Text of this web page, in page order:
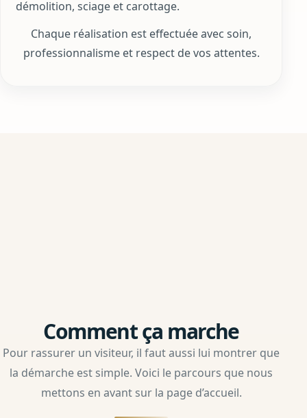
démolition, sciage et carottage.
Chaque réalisation est effectuée avec soin,
professionnalisme et respect de vos attentes.
Comment ça marche
Pour rassurer un visiteur, il faut aussi lui montrer que
la démarche est simple. Voici le parcours que nous
mettons en avant sur la page d’accueil.